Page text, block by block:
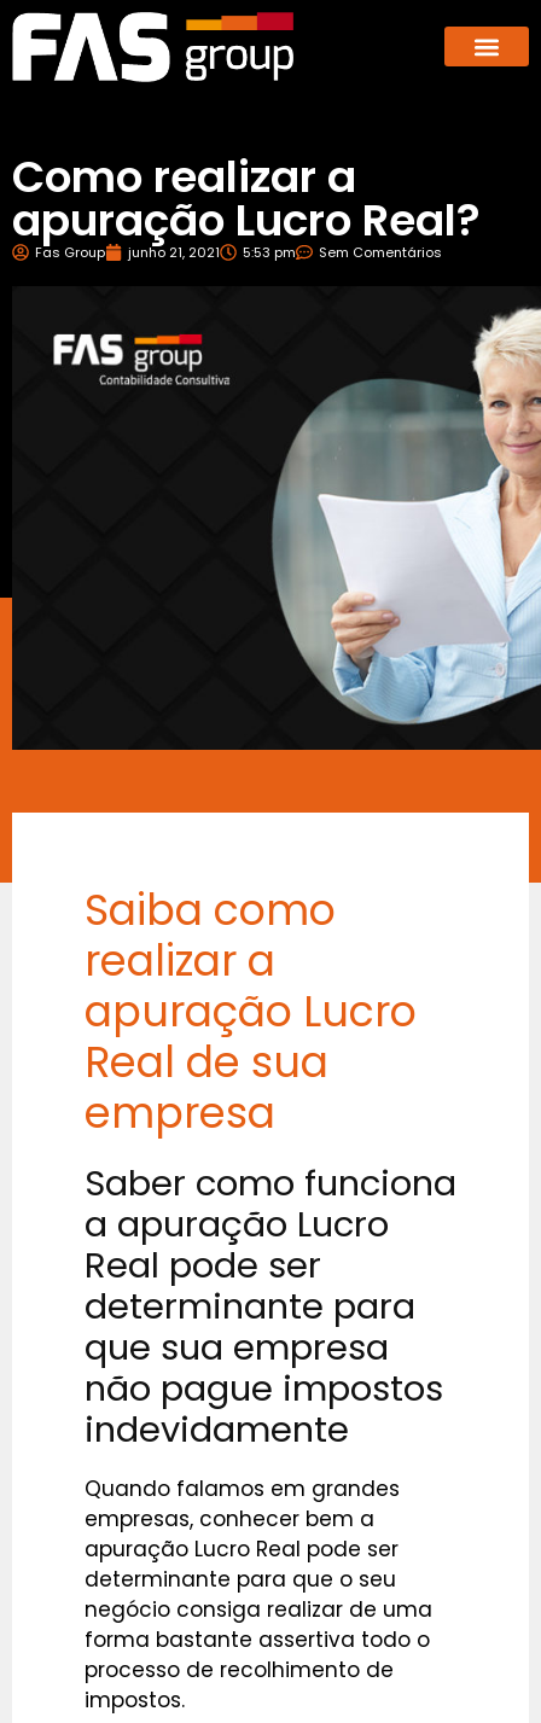
Como realizar a
apuração Lucro Real?
Fas Group junho 21, 2021 5:53 pm Sem Comentários
Saiba como
realizar a
apuração Lucro
Real de sua
empresa
Saber como funciona
a apuração Lucro
Real pode ser
determinante para
que sua empresa
não pague impostos
indevidamente
Quando falamos em grandes
empresas, conhecer bem a
apuração Lucro Real pode ser
determinante para que o seu
negócio consiga realizar de uma
forma bastante assertiva todo o
processo de recolhimento de
impostos.